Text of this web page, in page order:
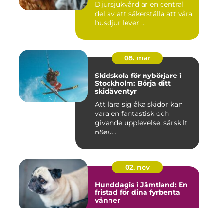
Djursjukvård är en central
del av att säkerställa att våra
husdjur lever ...
08. mar
Skidskola för nybörjare i
Stockholm: Börja ditt
skidäventyr
Att lära sig åka skidor kan
vara en fantastisk och
givande upplevelse, särskilt
n&au...
02. nov
Hunddagis i Jämtland: En
fristad för dina fyrbenta
vänner